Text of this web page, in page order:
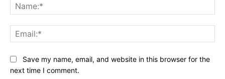
Website:Save my name, email, and website in this browser for the
next time I comment.